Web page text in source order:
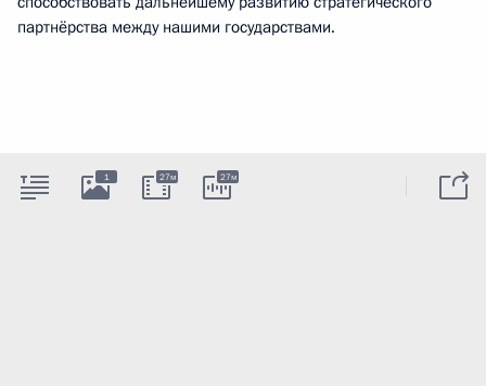
партнёрства между нашими государствами.
1 27м 27м